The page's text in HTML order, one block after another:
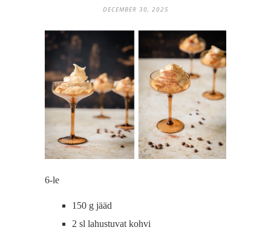
DECEMBER 30, 2025
6-le
150 g jääd
2 sl lahustuvat kohvi